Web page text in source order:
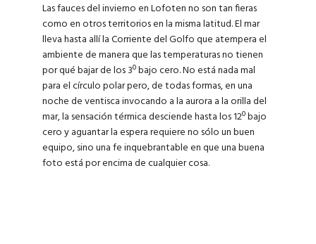
Las fauces del invierno en Lofoten no son tan fieras
como en otros territorios en la misma latitud. El mar
lleva hasta allí la Corriente del Golfo que atempera el
ambiente de manera que las temperaturas no tienen
por qué bajar de los 3º bajo cero. No está nada mal
para el círculo polar pero, de todas formas, en una
noche de ventisca invocando a la aurora a la orilla del
mar, la sensación térmica desciende hasta los 12º bajo
cero y aguantar la espera requiere no sólo un buen
equipo, sino una fe inquebrantable en que una buena
foto está por encima de cualquier cosa.